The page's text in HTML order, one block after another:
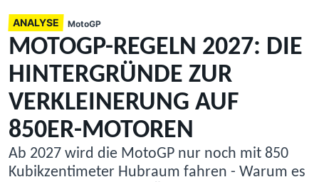
ANALYSE MotoGP
MOTOGP-REGELN 2027: DIE
HINTERGRÜNDE ZUR
VERKLEINERUNG AUF
850ER-MOTOREN
Ab 2027 wird die MotoGP nur noch mit 850
Kubikzentimeter Hubraum fahren - Warum es